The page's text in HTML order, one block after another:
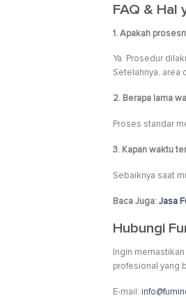
FAQ & Hal
1. Apakah
Ya. Prosedur
Setelahnya, area
2. Berapa lama
Proses standar
3. Kapan waktu
Sebaiknya saat
Baca Juga:Jasa
Hubungi
Ingin
profesional yang
E-mail: